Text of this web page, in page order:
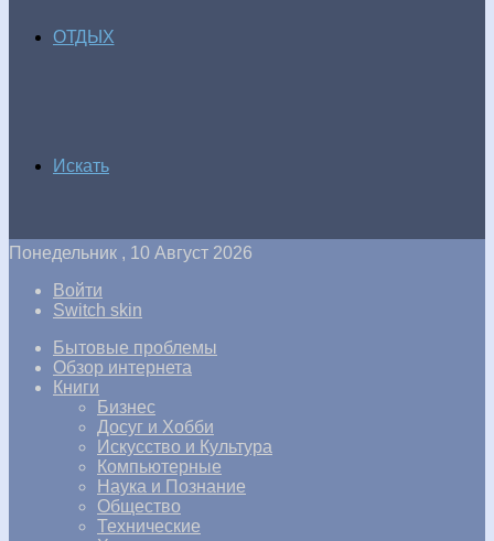
ОТДЫХ
Искать
Понедельник , 10 Август 2026
Войти
Switch skin
Бытовые проблемы
Обзор интернета
Книги
Бизнес
Досуг и Хобби
Искусство и Культура
Компьютерные
Наука и Познание
Общество
Технические